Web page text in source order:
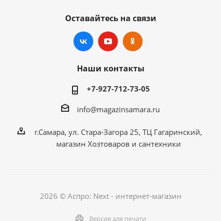
Оставайтесь на связи
Наши контакты
+7-927-712-73-05
info@magazinsamara.ru
г.Самара, ул. Стара-Загора 25, ТЦ Гагаринский,
магазин Хозтоваров и сантехники
2026 © Аспро: Next - интернет-магазин
Версия для печати